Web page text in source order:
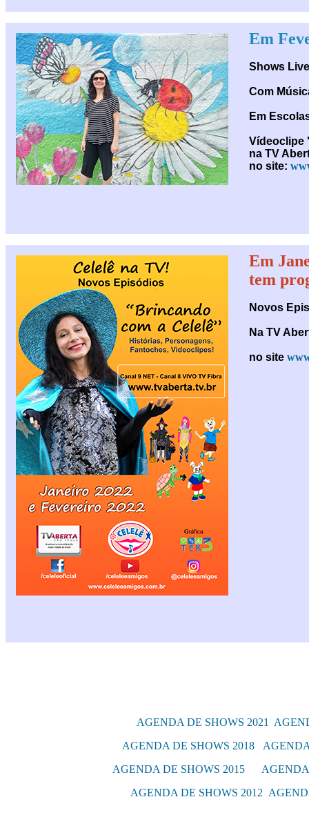
Em
Shows
Com
Em
Vídeoclipe
na TV
no site:
Em
tem
Novos
Na TV
no site
AGENDA DE SHOWS 2021
AGENDA DE SHOWS 2018
AGENDA DE SHOWS 2015
AGENDA DE SHOWS 2012